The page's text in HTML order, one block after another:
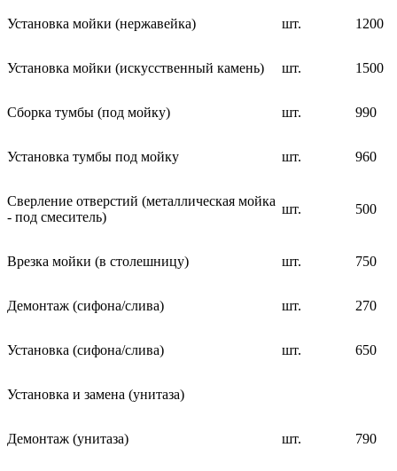
Установка мойки (нержавейка) шт. 1200
Установка мойки (искусственный камень) шт. 1500
Сборка тумбы (под мойку) шт. 990
Установка тумбы под мойку шт. 960
Сверление отверстий (металлическая мойка
- под смеситель)
шт. 500
Врезка мойки (в столешницу) шт. 750
Демонтаж (сифона/слива) шт. 270
Установка (сифона/слива) шт. 650
Установка и замена (унитаза)
Демонтаж (унитаза) шт. 790